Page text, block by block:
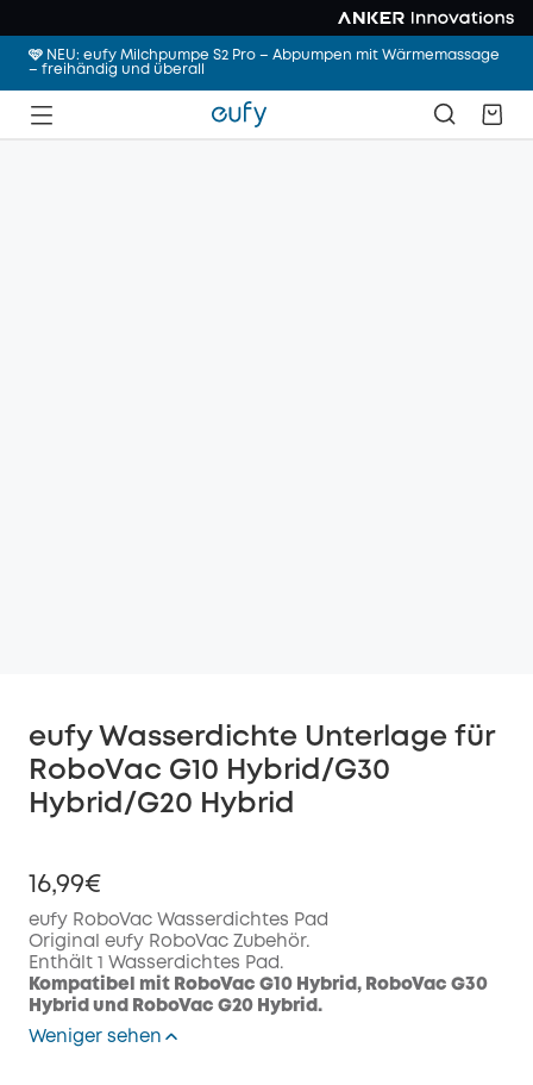
🩷 NEU: eufy Milchpumpe S2 Pro – Abpumpen mit Wärmemassage
– freihändig und überall
eufy Wasserdichte Unterlage für
RoboVac G10 Hybrid/G30
Hybrid/G20 Hybrid
16,99€
eufy RoboVac Wasserdichtes Pad
Original eufy RoboVac Zubehör.
Enthält 1 Wasserdichtes Pad.
Kompatibel mit RoboVac G10 Hybrid, RoboVac G30
Hybrid und RoboVac G20 Hybrid.
Weniger sehen